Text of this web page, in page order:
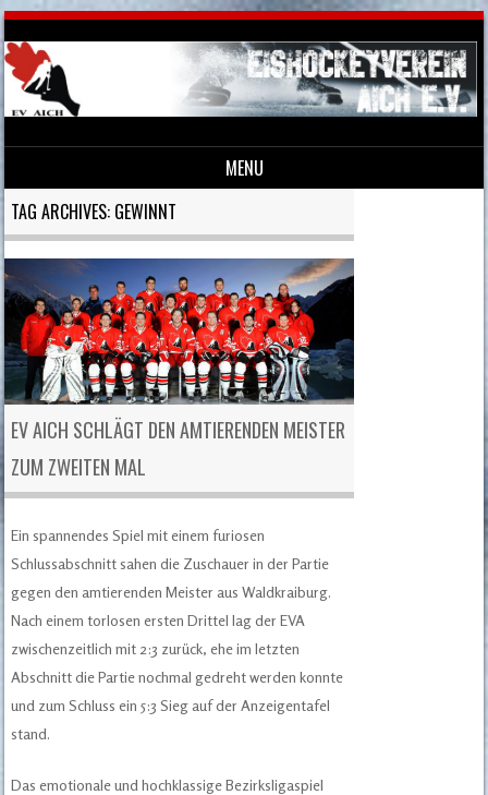
MENU
Skip to content
TAG ARCHIVES: GEWINNT
EV AICH SCHLÄGT DEN AMTIERENDEN MEISTER
ZUM ZWEITEN MAL
Ein spannendes Spiel mit einem furiosen
Schlussabschnitt sahen die Zuschauer in der Partie
gegen den amtierenden Meister aus Waldkraiburg.
Nach einem torlosen ersten Drittel lag der EVA
zwischenzeitlich mit 2:3 zurück, ehe im letzten
Abschnitt die Partie nochmal gedreht werden konnte
und zum Schluss ein 5:3 Sieg auf der Anzeigentafel
stand.
Das emotionale und hochklassige Bezirksligaspiel